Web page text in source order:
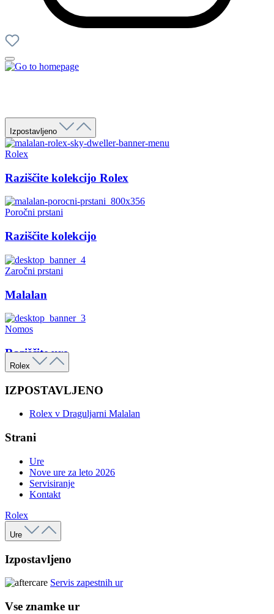
Izpostavljeno
Rolex
Raziščite kolekcijo Rolex
Poročni prstani
Raziščite kolekcijo
Zaročni prstani
Malalan
Nomos
Raziščite ure
Rolex
IZPOSTAVLJENO
Rolex v Draguljarni Malalan
Strani
Ure
Nove ure za leto 2026
Servisiranje
Kontakt
Rolex
Ure
Izpostavljeno
Servis zapestnih ur
Vse znamke ur